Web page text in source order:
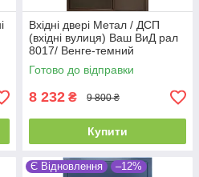
Вхідні двері Метал / ДСП
(вхідні вулиця) Ваш ВиД рал
8017/ Венге-темний
850/950х1900/2050х50 Ліве /
Праве/ праве
Готово до відправки
8 232 ₴ 9 800 ₴
Купити
Є Відновлення –12%